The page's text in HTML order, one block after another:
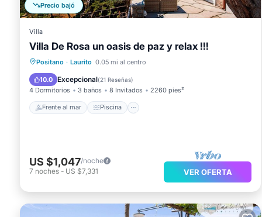
Precio bajó
Villa
Villa De Rosa un oasis de paz y relax !!!
Positano · Laurito 0.05 mi al centro
10.0 Excepcional(21 Reseñas)
4 Dormitorios 3 baños 8 Invitados 2260 pies²
Frente al mar Piscina
Frente al mar Piscina
Balcón/Terraza
US $1,047/noche
7 noches - US $7,331 VER OFERTA